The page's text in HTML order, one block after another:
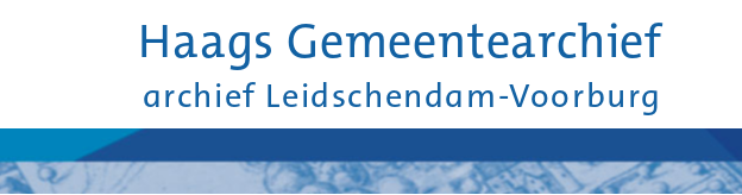
Haags Gemeentearchief
archief Leidschendam-Voorburg